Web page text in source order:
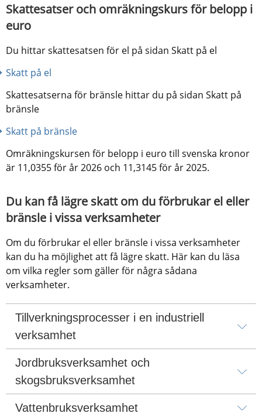
Skattesatser och omräkningskurs för belopp i
euro
Du hittar skattesatsen för el på sidan Skatt på el
Skatt på el
Skattesatserna för bränsle hittar du på sidan Skatt på
bränsle
Skatt på bränsle
Omräkningskursen för belopp i euro till svenska kronor
är 11,0355 för år 2026 och 11,3145 för år 2025.
Du kan få lägre skatt om du förbrukar el eller
bränsle i vissa verksamheter
Om du förbrukar el eller bränsle i vissa verksamheter
kan du ha möjlighet att få lägre skatt. Här kan du läsa
om vilka regler som gäller för några sådana
verksamheter.
Tillverkningsprocesser i en industriell
verksamhet
Jordbruksverksamhet och
skogsbruksverksamhet
Vattenbruksverksamhet